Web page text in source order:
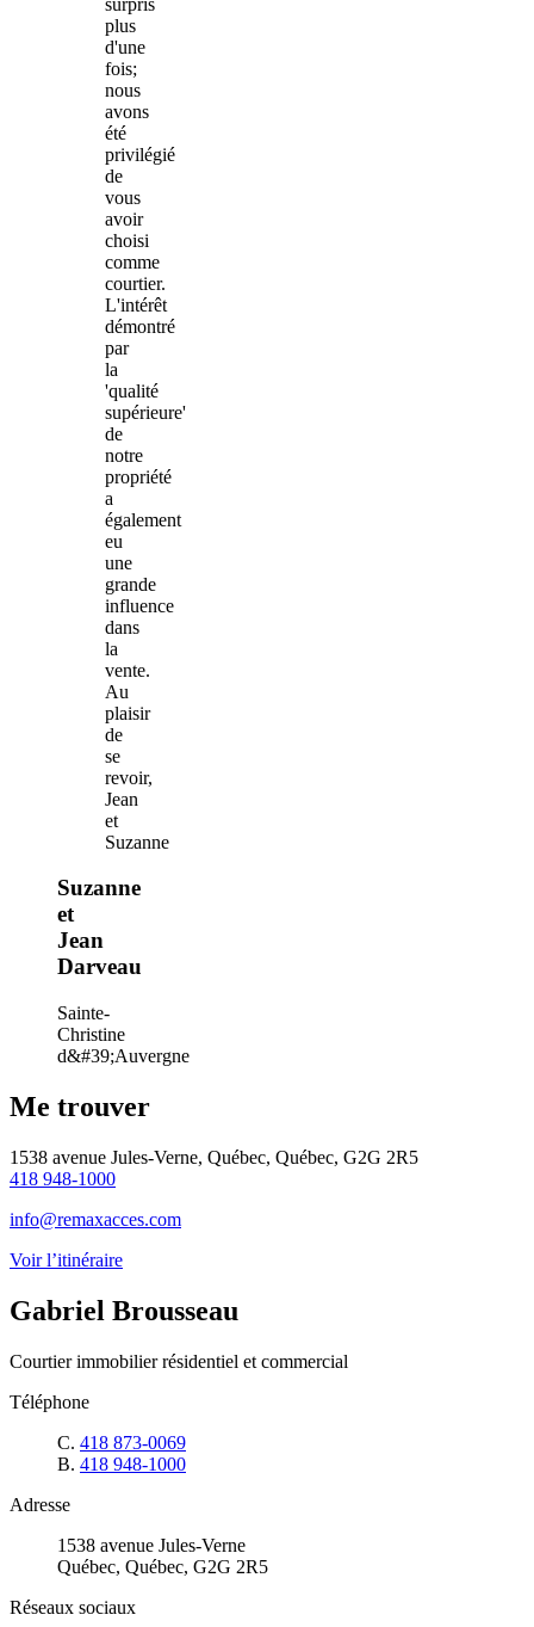
plus
d'une
fois;
nous
avons
été
privilégié
de
vous
avoir
choisi
comme
courtier.
L'intérêt
démontré
par
la
'qualité
supérieure'
de
notre
propriété
a
également
eu
une
grande
influence
dans
la
vente.
Au
plaisir
de
se
revoir,
Jean
et
Suzanne
Suzanne
et
Jean
Darveau
Sainte-
Christine
d&#39;Auvergne
Me trouver
1538 avenue Jules-Verne, Québec, Québec, G2G 2R5
418 948-1000
info@remaxacces.com
Voir l’itinéraire
Gabriel Brousseau
Courtier immobilier résidentiel et commercial
Téléphone
C. 418 873-0069
B. 418 948-1000
Adresse
1538 avenue Jules-Verne
Québec, Québec, G2G 2R5
Réseaux sociaux